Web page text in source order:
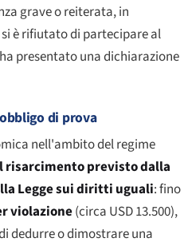
grave o reiterata, in
è rifiutato di partecipare al
presentato una dichiarazione
di prova
nell'ambito del regime
risarcimento previsto dalla
Legge sui diritti uguali: fino
violazione(circa USD 13.500),
dedurre o dimostrare una